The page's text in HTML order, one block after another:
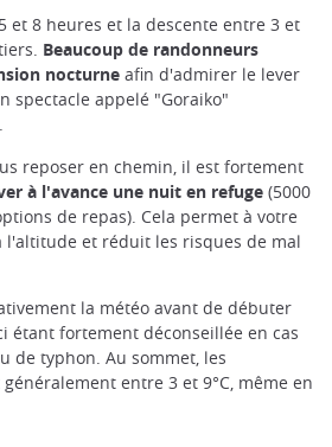
et 8 heures et la descente entre 3 et
Beaucoup de randonneurs
nocturne afin d'admirer le lever
spectacle appelé "Goraiko"
reposer en chemin, il est fortement
à l'avance une nuit en refuge (5000
de repas). Cela permet à votre
l'altitude et réduit les risques de mal
la météo avant de débuter
étant fortement déconseillée en cas
de typhon. Au sommet, les
entre 3 et 9°C, même en